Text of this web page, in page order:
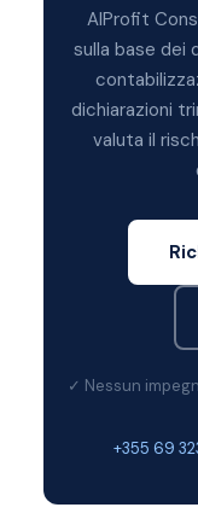
AlProfit
sulla base dei
dichiarazioni
valuta il
✓ Nessun
+355 69